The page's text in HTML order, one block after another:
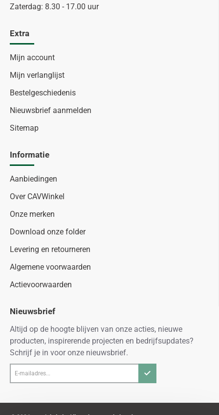
Zaterdag: 8.30 - 17.00 uur
Extra
Mijn account
Mijn verlanglijst
Bestelgeschiedenis
Nieuwsbrief aanmelden
Sitemap
Informatie
Aanbiedingen
Over CAVWinkel
Onze merken
Download onze folder
Levering en retourneren
Algemene voorwaarden
Actievoorwaarden
Nieuwsbrief
Altijd op de hoogte blijven van onze acties, nieuwe
producten, inspirerende projecten en bedrijfsupdates?
Schrijf je in voor onze nieuwsbrief.
mailadres...